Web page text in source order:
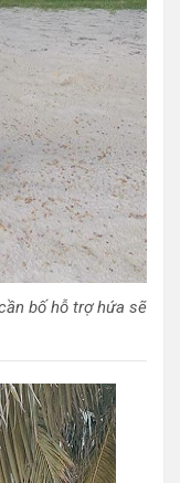
bố hỗ trợ hứa sẽ